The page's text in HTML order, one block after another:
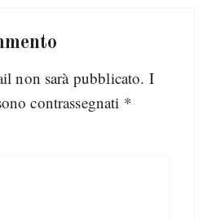
non sarà pubblicato. I
contrassegnati *